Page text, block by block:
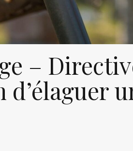
–
d’élaguer